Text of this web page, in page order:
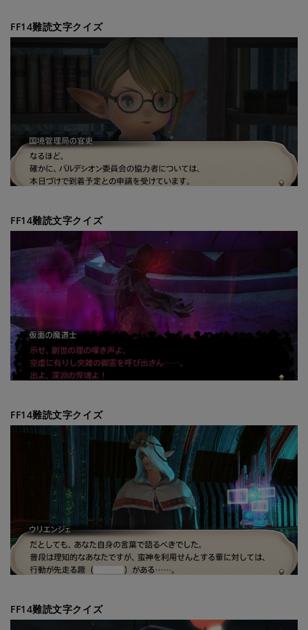
FF14難読文字クイズ
FF14難読文字クイズ
FF14難読文字クイズ
FF14難読文字クイズ